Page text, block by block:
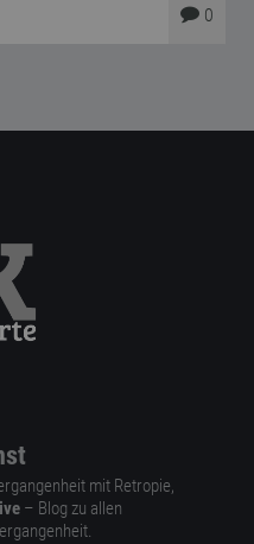
0
mit Retropie,
– Blog zu allen